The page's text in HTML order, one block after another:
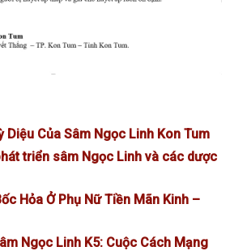
Diệu Của Sâm Ngọc Linh Kon Tum
triển sâm Ngọc Linh và các dược
Hỏa Ở Phụ Nữ Tiền Mãn Kinh –
Ngọc Linh K5: Cuộc Cách Mạng